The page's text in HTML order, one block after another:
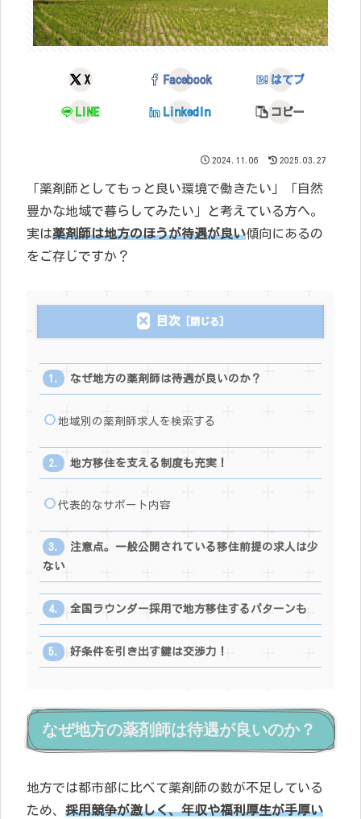
X Facebook はてブ
LINE LinkedIn コピー
2024.11.06 2025.03.27
「薬剤師としてもっと良い環境で働きたい」「自然
豊かな地域で暮らしてみたい」と考えている方へ。
実は薬剤師は地方のほうが待遇が良い傾向にあるの
をご存じですか？
目次
なぜ地方の薬剤師は待遇が良いのか？
地域別の薬剤師求人を検索する
地方移住を支える制度も充実！
代表的なサポート内容
注意点。一般公開されている移住前提の求人は少
ない
全国ラウンダー採用で地方移住するパターンも
好条件を引き出す鍵は交渉力！
なぜ地方の薬剤師は待遇が良いのか？
地方では都市部に比べて薬剤師の数が不足している
ため、 採用競争が激しく、年収や福利厚生が手厚い